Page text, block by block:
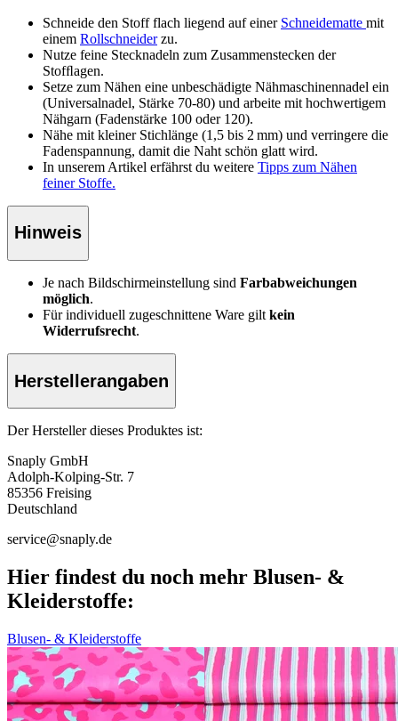
Schneide den Stoffflach liegend auf einer Schneidematte mit
einem Rollschneiderzu.
Nutze feine Stecknadeln zum Zusammenstecken der
Stofﬂagen.
Setze zum Nähen eine unbeschädigte Nähmaschinennadel ein
(Universalnadel, Stärke 70-80) und arbeite mit hochwertigem
Nähgarn (Fadenstärke 100 oder 120).
Nähe mit kleiner Stichlänge (1,5 bis 2 mm) und verringere die
Fadenspannung, damit die Naht schön glatt wird.
In unserem Artikel erfährst du weitere Tipps zum Nähen
feiner Stoffe.
Hinweis
Je nach Bildschirmeinstellung sind Farbabweichungen
möglich.
Für individuell zugeschnittene Ware gilt kein
Widerrufsrecht.
Herstellerangaben
Der Hersteller dieses Produktes ist:
Snaply GmbH
Adolph-Kolping-Str. 7
85356 Freising
Deutschland
service@snaply.de
Hier findest du noch mehr Blusen- &
Kleiderstoffe:
Blusen- & Kleiderstoffe